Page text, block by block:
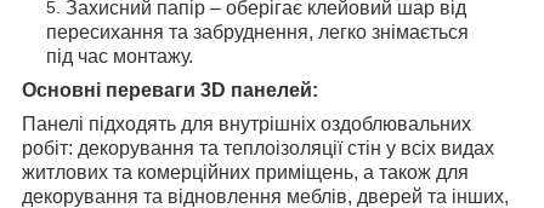
Захисний папір – оберігає клейовий шар від
пересихання та забруднення, легко знімається
під час монтажу.
Основні переваги 3D панелей:
Панелі підходять для внутрішніх оздоблювальних
робіт: декорування та теплоізоляції стін у всіх видах
житлових та комерційних приміщень, а також для
декорування та відновлення меблів, дверей та інших,